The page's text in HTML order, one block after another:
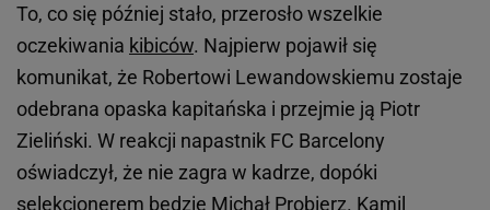
To, co się później stało, przerosło wszelkie
oczekiwania kibiców. Najpierw pojawił się
komunikat, że Robertowi Lewandowskiemu zostaje
odebrana opaska kapitańska i przejmie ją Piotr
Zieliński. W reakcji napastnik FC Barcelony
oświadczył, że nie zagra w kadrze, dopóki
selekcjonerem będzie Michał Probierz. Kamil